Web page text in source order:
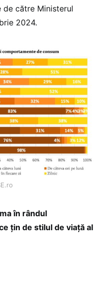
de către Ministerul
2024.
în rândul
țin de stilul de viață al